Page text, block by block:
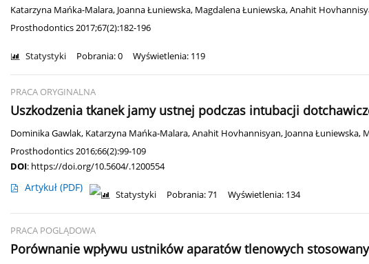
Katarzyna Mańka-Malara, Joanna Łuniewska, Magdalena Łuniewska,Anahit
Prosthodontics 2017;67(2):182-196
Statystyki Pobrania: 0 Wyświetlenia: 119
PRACA ORYGINALNA
Uszkodzenia tkanek jamy ustnej podczas intubacji
Dominika Gawlak, Katarzyna Mańka-Malara,Anahit Hovhannisyan, Joanna Łuniewska,
Prosthodontics 2016;66(2):99-109
DOI: https://doi.org/10.5604/.1200554
Artykuł (PDF)
Statystyki Pobrania: 71 Wyświetlenia: 134
PRACA POGLĄDOWA
Porównanie wpływu ustników aparatów tlenowych